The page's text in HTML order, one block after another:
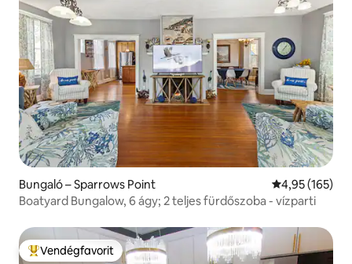
Bungaló – Sparrows Point Átlagos
4,95 (165)
Boatyard Bungalow, 6 ágy; 2 teljes fürdőszoba - vízparti
Kiemelt vendégfavorit
Vendégfavorit